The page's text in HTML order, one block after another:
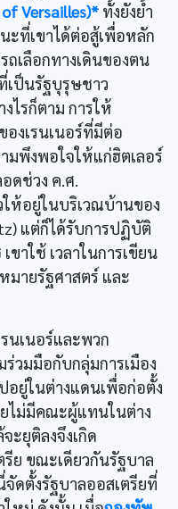
Versailles)* ทั้งยังยํ้า
ะที่เขาได้ต่อสู้เพื่อหลัก
เลือกทางเดินของตน
เป็นรัฐบุรุษชาว
ไรก็ตาม การให้
งเรนเนอร์ที่มีต่อ
มพึงพอใจให้แก่ฮิตเลอร์
ดช่วง ค.ศ.
ห้อยู่ในบริเวณบ้านของ
แต่ก็ได้รับการปฏิบัติ
าใช้ เวลาในการเขียน
ายรัฐศาสตร์ และ
นเนอร์และพวก
วมมือกับกลุ่มการเมือง
อยู่ในต่างแดนเพื่อก่อตั้ง
ไม่มีคณะผู้แทนในต่าง
ะยุติลงจึงเกิด
ย ขณะเดียวกันรัฐบาล
ดตั้งรัฐบาลออสเตรียที่